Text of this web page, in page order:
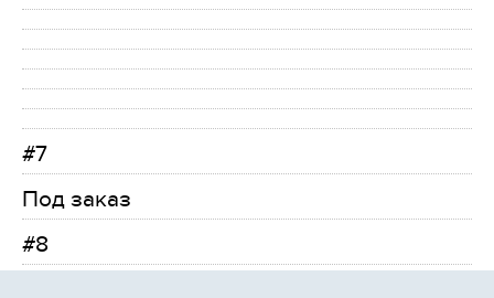
#7
Под заказ
#8